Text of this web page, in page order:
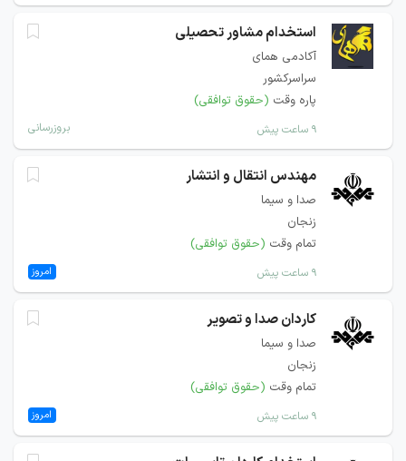
استخدام مشاور تحصیلی
آکادمی همای
سراسرکشور
پاره وقت (حقوق توافقی)
۹ ساعت پیش بروزرسانی
مهندس انتقال و انتشار
صدا و سیما
زنجان
تمام وقت (حقوق توافقی)
۹ ساعت پیش امروز
کاردان صدا و تصویر
صدا و سیما
زنجان
تمام وقت (حقوق توافقی)
۹ ساعت پیش امروز